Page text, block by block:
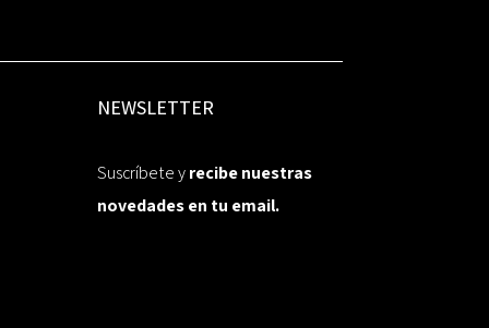
NEWSLETTER
Suscríbete yrecibe nuestras
novedades en tu email.